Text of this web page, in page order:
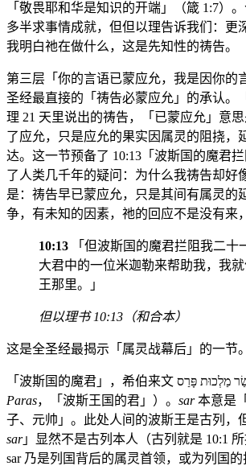
「敬畏耶和华是知识的开端」（箴 1:7）
多半求事情成就，但但以理告诉我们：更
我明白祂在做什么，这是先知性的祷告。
第三层「你的言语已蒙应允，我是因你的
圣经最直接的「祷告必蒙应允」的承认。
理 21 天里说出的祷告，「已蒙应允」意
了应允，只是应允的果实因属灵的阻挠，
达。这一节预备了 10:13「波斯国的魔君
了人类几千年的疑问：为什么我祷告却好
是：祷告早已蒙应允，只是其间有属灵的
争，有未知的因素，祂的回应不是没有来
10:13 「但波斯国的魔君拦阻我二十
大君中的一位米迦勒来帮助我，我
王那里。」
但以理书 10:13（和合本）
这是全圣经最揭示「属灵战幕后」的一节
Paras，「波斯王国的君」）。 sar本意是
子、元帅」。此处人间的波斯王是古列，
sar」显然不是古列本人（古列就是 10:1
sar 乃是列国背后的属灵首领，或为列国